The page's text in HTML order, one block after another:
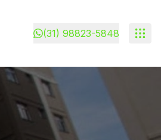
(31) 98823-5848